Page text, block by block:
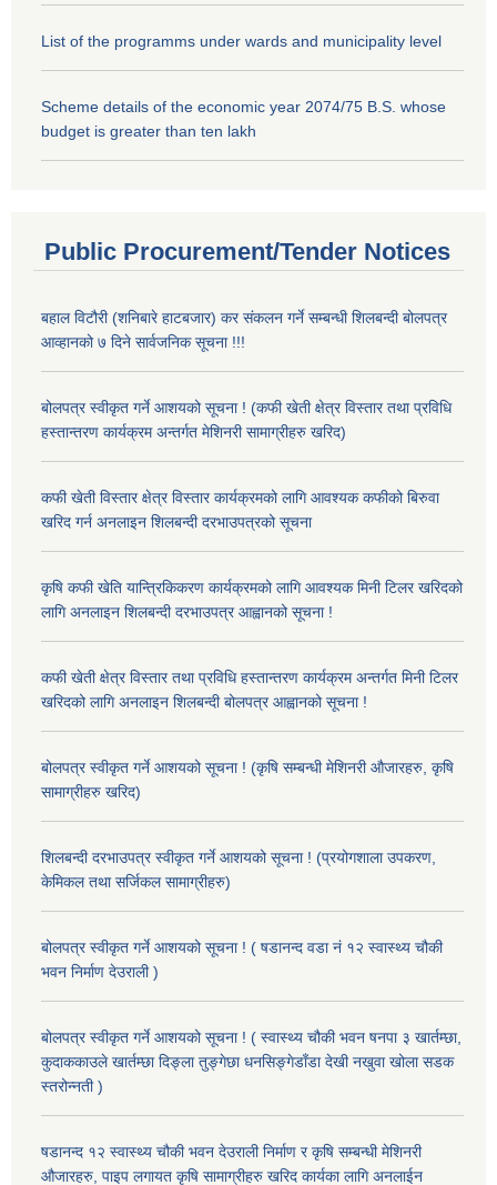
List of the programms under wards and municipality level
Scheme details of the economic year 2074/75 B.S. whose
budget is greater than ten lakh
Public Procurement/Tender Notices
बहाल विटौरी (शनिबारे हाटबजार) कर संकलन गर्ने सम्बन्धी शिलबन्दी बोलपत्र
आव्हानको ७ दिने सार्वजनिक सूचना !!!
बोलपत्र स्वीकृत गर्ने आशयको सूचना ! (कफी खेती क्षेत्र विस्तार तथा प्रविधि
हस्तान्तरण कार्यक्रम अन्तर्गत मेशिनरी सामाग्रीहरु खरिद)
कफी खेती विस्तार क्षेत्र विस्तार कार्यक्रमको लागि आवश्यक कफीको बिरुवा
खरिद गर्न अनलाइन शिलबन्दी दरभाउपत्रको सूचना
कृषि कफी खेति यान्त्रिकिकरण कार्यक्रमको लागि आवश्यक मिनी टिलर खरिदको
लागि अनलाइन शिलबन्दी दरभाउपत्र आह्वानको सूचना !
कफी खेती क्षेत्र विस्तार तथा प्रविधि हस्तान्तरण कार्यक्रम अन्तर्गत मिनी टिलर
खरिदको लागि अनलाइन शिलबन्दी बोलपत्र आह्वानको सूचना !
बोलपत्र स्वीकृत गर्ने आशयको सूचना ! (कृषि सम्बन्धी मेशिनरी औजारहरु, कृषि
सामाग्रीहरु खरिद)
शिलबन्दी दरभाउपत्र स्वीकृत गर्ने आशयको सूचना ! (प्रयोगशाला उपकरण,
केमिकल तथा सर्जिकल सामाग्रीहरु)
बोलपत्र स्वीकृत गर्ने आशयको सूचना ! ( षडानन्द वडा नं १२ स्वास्थ्य चौकी
भवन निर्माण देउराली )
बोलपत्र स्वीकृत गर्ने आशयको सूचना ! ( स्वास्थ्य चौकी भवन षनपा ३ खार्तम्छा,
कुदाककाउले खार्तम्छा दिङ्ला तुङ्गेछा धनसिङ्गेडाँडा देखी नखुवा खोला सडक
स्तरोन्नती )
षडानन्द १२ स्वास्थ्य चौकी भवन देउराली निर्माण र कृषि सम्बन्धी मेशिनरी
औजारहरु, पाइप लगायत कृषि सामाग्रीहरु खरिद कार्यका लागि अनलाईन